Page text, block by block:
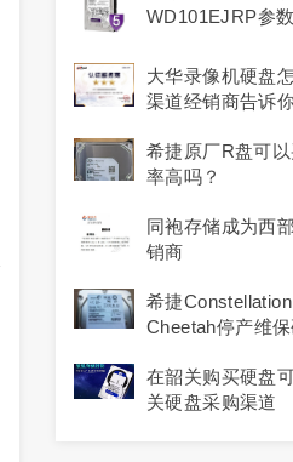
WD101EJRP参
大华录像机硬盘
渠道经销商告诉
希捷原厂R盘可
率高吗？
同袍存储成为西
销商
希捷Constellation
Cheetah停产维
在韶关购买硬盘
关硬盘采购渠道